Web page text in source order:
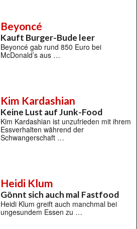
Beyoncé
Kauft Burger-Bude leer
Beyoncé gab rund 850 Euro bei
McDonald’s aus …
Kim Kardashian
Keine Lust auf Junk-Food
Kim Kardashian ist unzufrieden mit ihrem
Essverhalten während der
Schwangerschaft …
Heidi Klum
Gönnt sich auch mal Fastfood
Heidi Klum greift auch manchmal bei
ungesundem Essen zu …